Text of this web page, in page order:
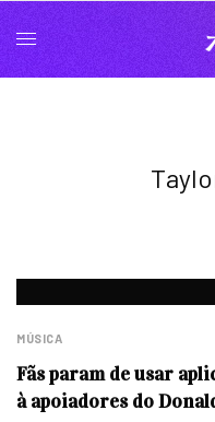
MÚSICA
Fãs param de usar
à apoiadores do